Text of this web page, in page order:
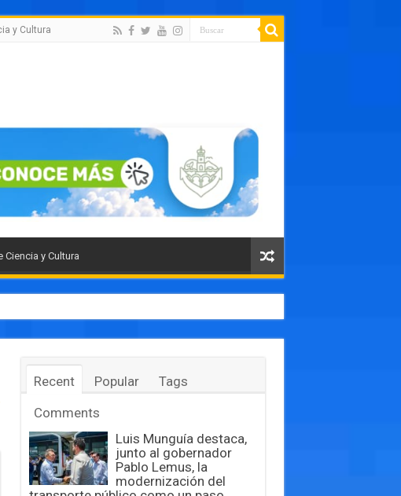
y Cultura
Ciencia y Cultura
Recent Popular
Tags
Comments
Luis Munguía destaca,
junto al gobernador
Pablo Lemus, la
modernización del